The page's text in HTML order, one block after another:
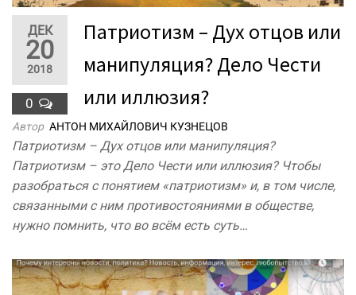
ДЕК
20
2018
0
Патриотизм – Дух отцов или
манипуляция? Дело Чести
или иллюзия?
Автор АНТОН МИХАЙЛОВИЧ КУЗНЕЦОВ
Патриотизм – Дух отцов или манипуляция?
Патриотизм – это Дело Чести или иллюзия? Чтобы
разобраться с понятием «патриотизм» и, в том числе,
связанными с ним противостояниями в обществе,
нужно помнить, что во всём есть суть…